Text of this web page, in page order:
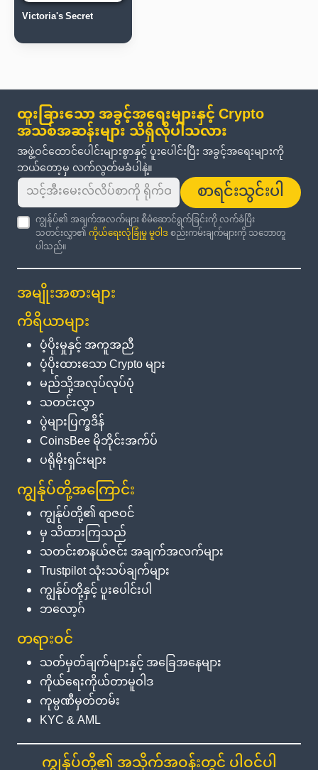
Victoria's Secret
ထူးခြားသော အခွင့်အရေးများနှင့် Crypto
အသစ်အဆန်းများ သိရှိလိုပါသလား
အဖွဲ့ဝင်ထောင်ပေါင်းများစွာနှင့် ပူးပေါင်းပြီး အခွင့်အရေးများကို
ဘယ်တော့မှ လက်လွတ်မခံပါနဲ့။
စာရင်းသွင်းပါ
ကျွန်ုပ်၏ အချက်အလက်များ စီမံဆောင်ရွက်ခြင်းကို လက်ခံပြီး
သတင်းလွှာ၏ကိုယ်ရေးလုံခြုံမှု မူဝါဒစည်းကမ်းချက်များကို သဘောတူ
ပါသည်။
အမျိုးအစားများ
ကိရိယာများ
ပံ့ပိုးမှုနှင့် အကူအညီ
ပံ့ပိုးထားသော Crypto များ
မည်သို့အလုပ်လုပ်ပုံ
သတင်းလွှာ
ပွဲများပြက္ခဒိန်
CoinsBee မိုဘိုင်းအက်ပ်
ပရိုမိုးရှင်းများ
ကျွန်ုပ်တို့အကြောင်း
ကျွန်ုပ်တို့၏ ရာဇဝင်
မှ သိထားကြသည်
သတင်းစာနယ်ဇင်း အချက်အလက်များ
Trustpilot သုံးသပ်ချက်များ
ကျွန်ုပ်တို့နှင့် ပူးပေါင်းပါ
ဘလော့ဂ်
တရားဝင်
သတ်မှတ်ချက်များနှင့် အခြေအနေများ
ကိုယ်ရေးကိုယ်တာမူဝါဒ
ကုမ္ပဏီမှတ်တမ်း
KYC & AML